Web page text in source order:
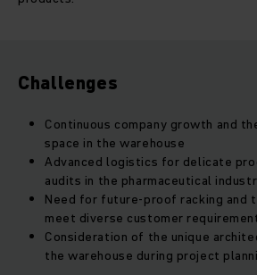
Challenges
Continuous company growth and
space in the warehouse
Advanced logistics for delicate
audits in the pharmaceutical
Need for future-proof racking and
meet diverse customer
Consideration of the unique
the warehouse during project